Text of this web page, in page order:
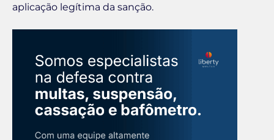
aplicação legítima da sanção.